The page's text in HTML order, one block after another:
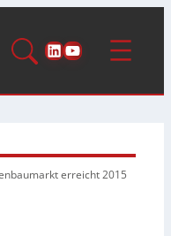
LinkedIn
YouTube
erreicht 2015